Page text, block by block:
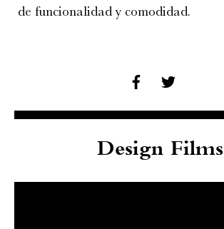
de funcionalidad y comodidad.
Design Films